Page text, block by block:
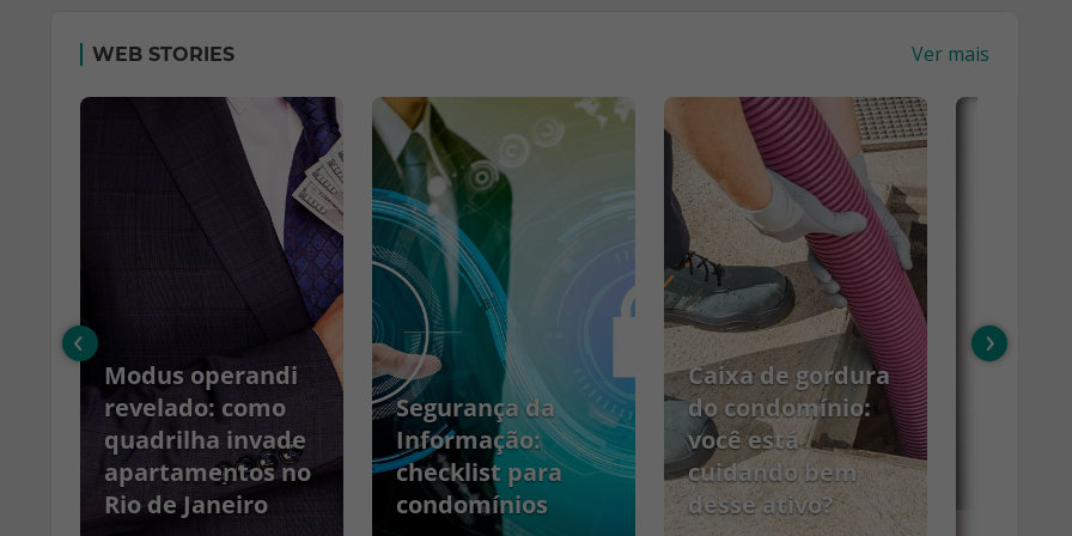
WEB STORIES Ver mais
Modus operandi
revelado: como
quadrilha invade
apartamentos no
Rio de Janeiro
Segurança da
Informação:
checklist para
condomínios
Caixa de gordura
do condomínio:
você está
cuidando bem
desse ativo?
‹ ›